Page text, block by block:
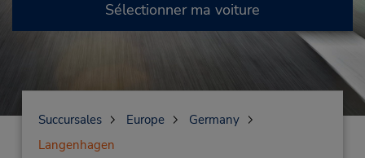
Sélectionner ma voiture
Succursales Europe
Germany
Langenhagen